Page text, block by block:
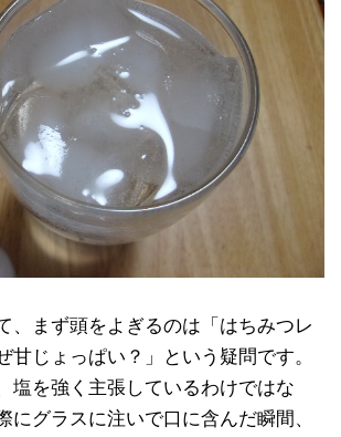
、まず頭をよぎるのは「はちみつレ
甘じょっぱい？」という疑問です。
塩を強く主張しているわけではな
にグラスに注いで口に含んだ瞬間、